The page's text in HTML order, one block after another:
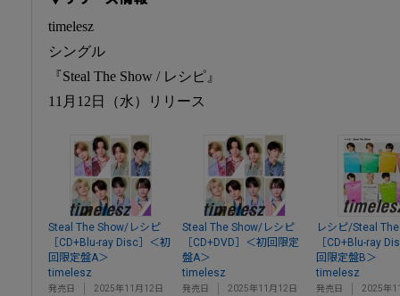
timelesz
シングル
『Steal The Show / レシピ』
11月12日（水）リリース
Steal The Show/レシピ
［CD+Blu-ray Disc］＜初
回限定盤A＞
timelesz
発売日
2025年11月12日
Steal The Show/レシピ
［CD+DVD］＜初回限定
盤A＞
timelesz
発売日
2025年11月12日
レシピ/Steal
［CD+Blu-ray
回限定盤B＞
timelesz
発売日
2025年